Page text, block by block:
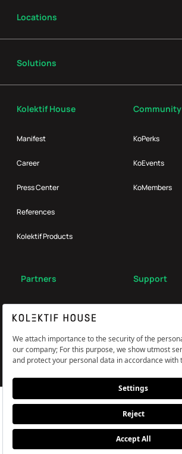
Kolektif House
Manifest
Career
Press Center
References
Kolektif Products
Community
KoPerks
KoEvents
KoMembers
Partners Support
Locations
Solutions
Çerez Tercihlerini Yönetin
Information and Explicit Consent Statement